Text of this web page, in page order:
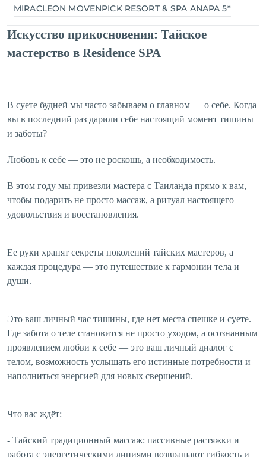
MIRACLEON MOVENPICK RESORT & SPA ANAPA 5*
Искусство прикосновения: Тайское
мастерство в Residence SPA
В суете будней мы часто забываем о главном — о себе. Когда
вы в последний раз дарили себе настоящий момент тишины
и заботы?
Любовь к себе — это не роскошь, а необходимость.
В этом году мы привезли мастера с Таиланда прямо к вам,
чтобы подарить не просто массаж, а ритуал настоящего
удовольствия и восстановления.
Ее руки хранят секреты поколений тайских мастеров, а
каждая процедура — это путешествие к гармонии тела и
души.
Это ваш личный час тишины, где нет места спешке и суете.
Где забота о теле становится не просто уходом, а осознанным
проявлением любви к себе — это ваш личный диалог с
телом, возможность услышать его истинные потребности и
наполниться энергией для новых свершений.
Что вас ждёт:
- Тайский традиционный массаж: пассивные растяжки и
работа с энергетическими линиями возвращают гибкость и
MIRACLEON
THALANEA ULTRA